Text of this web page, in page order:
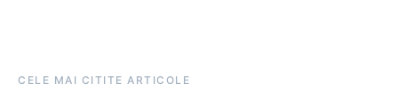
CELE MAI CITITE ARTICOLE